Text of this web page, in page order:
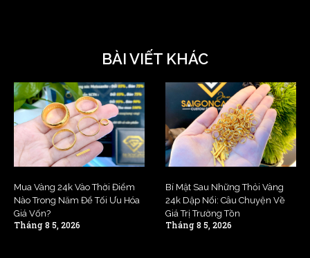
BÀI VIẾT KHÁC
Mua Vàng 24k Vào Thời Điểm
Nào Trong Năm Để Tối Ưu Hóa
Giá Vốn?
Tháng 8 5, 2026
Bí Mật Sau Những Thỏi Vàng
24k Dập Nổi: Câu Chuyện Về
Giá Trị Trường Tồn
Tháng 8 5, 2026